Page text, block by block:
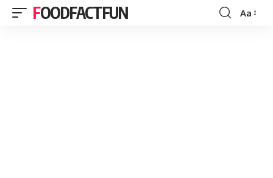
FOODFACTFUN
Font
Aa